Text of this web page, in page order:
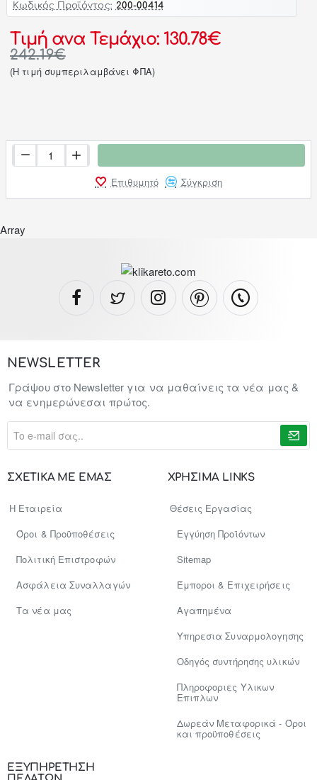
Κωδικός Προϊόντος: 200-00414
Τιμή ανα Τεμάχιο: 130.78€
242.19€
(H τιμή συμπεριλαμβάνει ΦΠΑ)
Επιθυμητό Σύγκριση
Array
ΣΧΕΤΙΚΑ ΜΕ ΕΜΑΣ
Η Εταιρεία
Όροι & Προϋποθέσεις
Πολιτική Επιστροφών
Ασφάλεια Συναλλαγών
Tα νέα μας
ΧΡΗΣΙΜΑ LINKS
Θέσεις Εργασίας
Εγγύηση Προϊόντων
Sitemap
Έμποροι & Επιχειρήσεις
Αγαπημένα
Υπηρεσια Συναρμολογησης
Οδηγός συντήρησης υλικών
Πληροφοριες Υλικων
Επιπλων
Δωρεάν Μεταφορικά - Όροι
και προϋποθέσεις
ΕΞΥΠΗΡΕΤΗΣΗ
NEWSLETTER
Γράψου στο Newsletter για να μαθαίνεις τα νέα μας &
να ενημερώνεσαι πρώτος.
σας..